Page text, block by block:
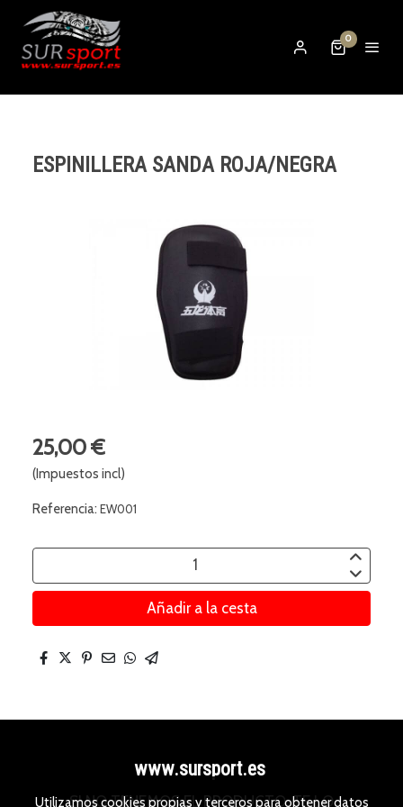
0
ESPINILLERA SANDA ROJA/NEGRA
25,00 €
(Impuestos incl)
Referencia: EW001
Añadir a la cesta
www.sursport.es
SI NO TENEMOS EL PRODUCTO, TE LO
Utilizamos cookies propias y terceros para obtener datos